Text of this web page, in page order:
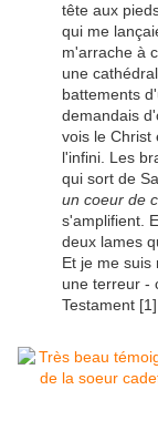
tête aux
qui me
m'arrache à
une
battements
demandais
vois le Christ
l'infini. Les
qui sort de
un coeur de
s'amplifient.
deux lames
Et je me suis
une terreur -
Testament